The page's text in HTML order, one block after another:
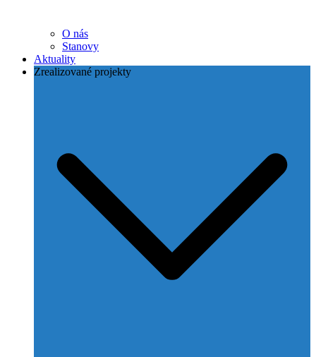
O nás
Stanovy
Aktuality
Zrealizované projekty